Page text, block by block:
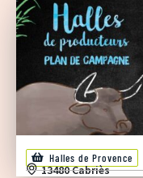
Halles de Provence
13480 Cabriès